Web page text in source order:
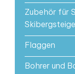
Zubehör für
Flaggen
Bohrer und